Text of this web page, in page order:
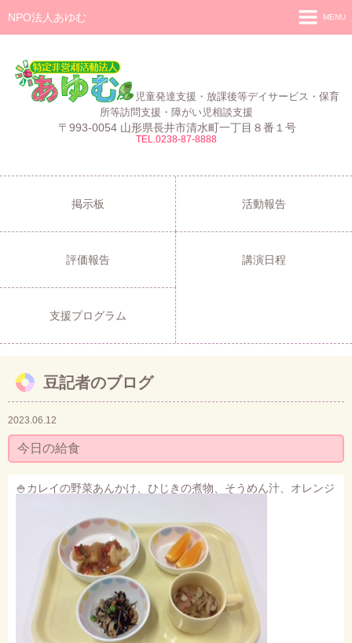
NPO法人あゆむ
児童発達支援・放課後等デイサービス・保育
所等訪問支援・障がい児相談支援
〒993-0054 山形県長井市清水町一丁目８番１号
TEL.0238-87-8888
MENU
施設紹介
あゆむZIBUN LABO
サービス内容
支援プログラム
ご利用について
採用情報
お問い合わせ
掲示板 活動報告
評価報告 講演日程
支援プログラム
豆記者のブログ
2023.06.12
今日の給食
🍚カレイの野菜あんかけ、ひじきの煮物、そうめん汁、オレンジ